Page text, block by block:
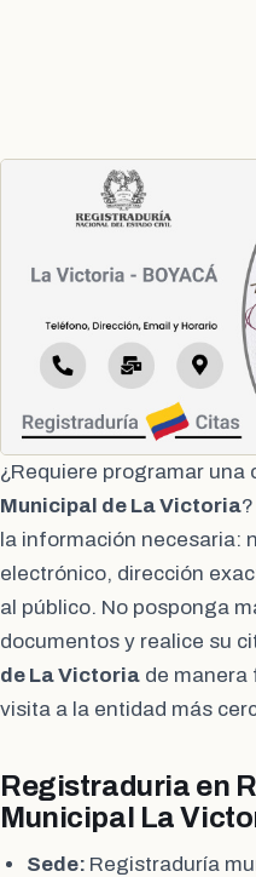
¿Requiere programar una
Municipal de La Victoria
la información necesaria:
electrónico, dirección
al público. No posponga
documentos y realice su
de La Victoria de manera
visita a la entidad más
Registraduria en
Municipal La
Sede: Registraduría